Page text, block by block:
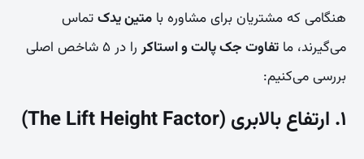
هنگامی که مشتریان برای مشاوره بامتین یدکتماس
می‌گیرند، ماتفاوت جک پالت و استاکر
را در ۵ شاخص اصلی
بررسی می‌کنیم:
۱. ارتفاع بالابری (The Lift Height Factor)